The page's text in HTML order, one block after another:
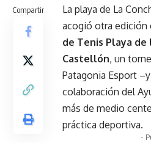
Compartir
La playa de La
acogió otra edición
de Tenis Playa
Castellón, un
Patagonia Esport
colaboración del
más de medio
práctica deportiva.
-